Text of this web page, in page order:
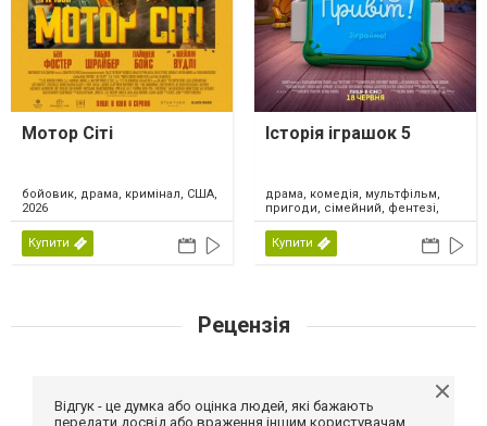
Мотор Сіті
бойовик, драма, кримінал, США,
2026
Купити
Історія іграшок 5
драма, комедія, мультфільм,
пригоди, сімейний, фентезі,
США, 2026
Купити
Рецензія
Відгук - це думка або оцінка людей, які бажають
передати досвід або враження іншим користувачам